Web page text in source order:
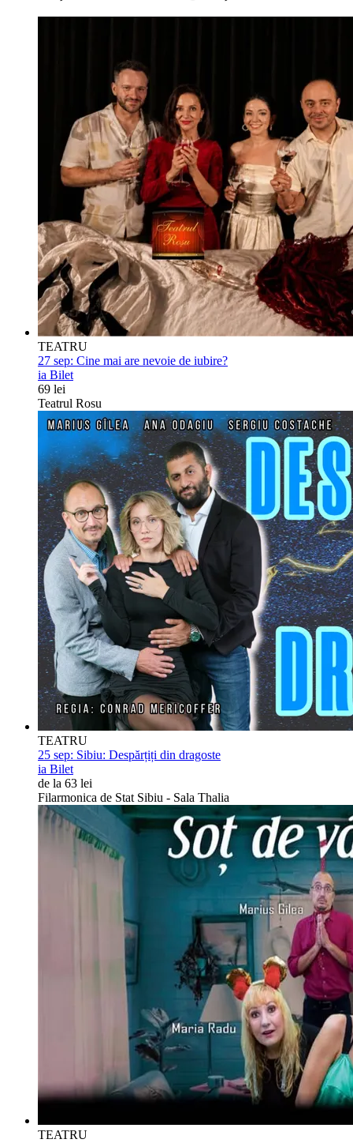
TEATRU
27 sep: Cine mai are nevoie de iubire?
ia Bilet
69 lei
Teatrul Rosu
TEATRU
25 sep: Sibiu: Despărțiți din dragoste
ia Bilet
de la 63 lei
Filarmonica de Stat Sibiu - Sala Thalia
TEATRU